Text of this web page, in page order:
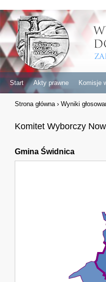
Start Akty prawne Komisje
Strona główna › Wyniki
Komitet Wyborczy
Gmina Świdnica